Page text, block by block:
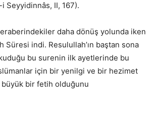
Seyyidinnâs, II, 167).
daha dönüş yolunda iken
Süresi indi. Resulullah’ın baştan sona
bu surenin ilk ayetlerinde bu
için bir yenilgi ve bir hezimet
bir fetih olduğunu